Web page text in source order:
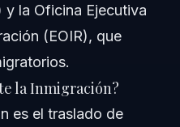
y la Oficina Ejecutiva
(EOIR), que
la Inmigración?
es el traslado de